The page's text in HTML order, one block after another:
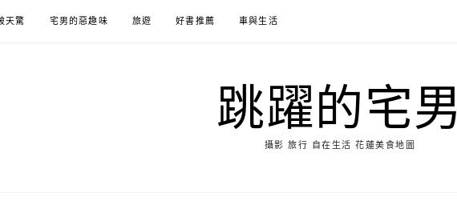
天驚 宅男的惡趣味 旅遊 好書推薦 車與生活
跳躍的宅男
攝影 旅行 自在生活 花蓮美食地圖